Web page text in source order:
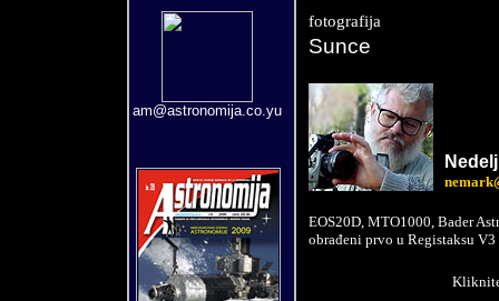
am@astronomija.co.yu
fotografija
Sunce
Ne
EOS20D, MTO1000, Bader
obrađeni prvo u Registaksu